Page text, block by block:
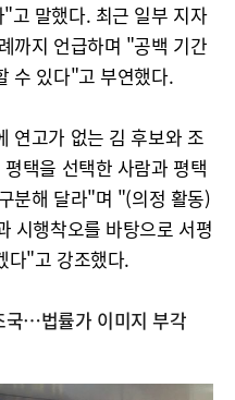
고 말했다. 최근 일부 지자
까지 언급하며 "공백 기간
수 있다"고 부연했다.
연고가 없는 김 후보와 조
택을 선택한 사람과 평택
분해 달라"며 "(의정 활동)
시행착오를 바탕으로 서평
다"고 강조했다.
국…법률가 이미지 부각